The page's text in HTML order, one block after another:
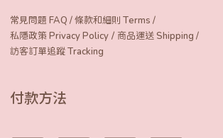
常見問題 FAQ /條款和細則 Terms /
私隱政策 Privacy Policy / 商品運送 Shipping /
訪客訂單追蹤 Tracking
付款方法